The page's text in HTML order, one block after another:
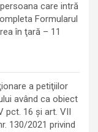
care intră
Formularul
în ţară – 11
a petiţiilor
având ca obiect
16 și art. VII
130/2021 privind